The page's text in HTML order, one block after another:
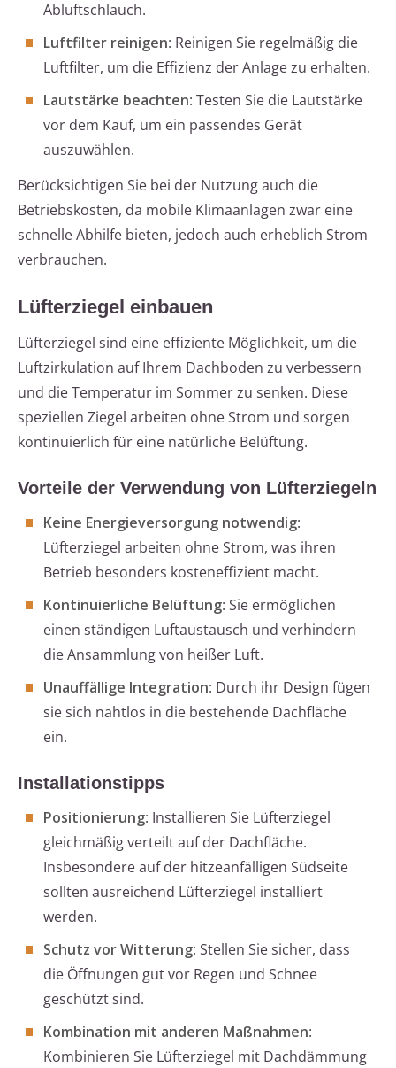
Abluftschlauch.
Luftfilter reinigen: Reinigen Sie regelmäßig die
Luftfilter, um die Effizienz der Anlage zu erhalten.
Lautstärke beachten: Testen Sie die Lautstärke
vor dem Kauf, um ein passendes Gerät
auszuwählen.
Berücksichtigen Sie bei der Nutzung auch die
Betriebskosten, da mobile Klimaanlagen zwar eine
schnelle Abhilfe bieten, jedoch auch erheblich Strom
verbrauchen.
Lüfterziegel einbauen
Lüfterziegel sind eine effiziente Möglichkeit, um die
Luftzirkulation auf Ihrem Dachboden zu verbessern
und die Temperatur im Sommer zu senken. Diese
speziellen Ziegel arbeiten ohne Strom und sorgen
kontinuierlich für eine natürliche Belüftung.
Vorteile der Verwendung von Lüfterziegeln
Keine Energieversorgung notwendig:
Lüfterziegel arbeiten ohne Strom, was ihren
Betrieb besonders kosteneffizient macht.
Kontinuierliche Belüftung: Sie ermöglichen
einen ständigen Luftaustausch und verhindern
die Ansammlung von heißer Luft.
Unauffällige Integration: Durch ihr Design fügen
sie sich nahtlos in die bestehende Dachfläche
ein.
Installationstipps
Positionierung: Installieren Sie Lüfterziegel
gleichmäßig verteilt auf der Dachfläche.
Insbesondere auf der hitzeanfälligen Südseite
sollten ausreichend Lüfterziegel installiert
werden.
Schutz vor Witterung: Stellen Sie sicher, dass
die Öffnungen gut vor Regen und Schnee
geschützt sind.
Kombination mit anderen Maßnahmen:
Kombinieren Sie Lüfterziegel mit Dachdämmung